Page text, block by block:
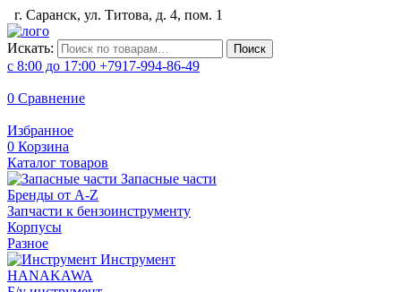
г. Саранск, ул. Титова, д. 4, пом. 1
Искать: Поиск
с 8:00 до 17:00 +7917-994-86-49
0 Сравнение
Избранное
0 Корзина
Каталог товаров
Запасные части
Бренды от A-Z
Запчасти к бензоинструменту
Корпусы
Разное
Инструмент
HANAKAWA